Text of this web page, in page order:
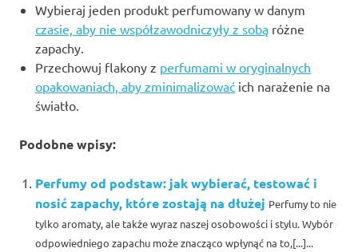
Wybieraj jeden produkt perfumowany w danym
czasie, aby nie współzawodniczyły z sobą różne
zapachy.
Przechowuj flakony z perfumami w oryginalnych
opakowaniach, aby zminimalizować ich narażenie na
światło.
Podobne wpisy:
Perfumy od podstaw: jak wybierać, testować i
nosić zapachy, które zostają na dłużej Perfumy to nie
tylko aromaty, ale także wyraz naszej osobowości i stylu. Wybór
odpowiedniego zapachu może znacząco wpłynąć na to,[...]...